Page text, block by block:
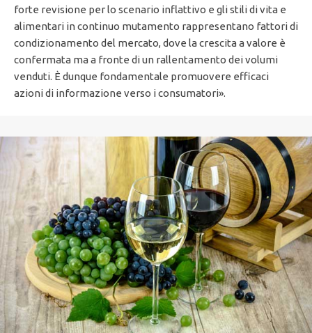
forte revisione per lo scenario inflattivo e gli stili di vita e
alimentari in continuo mutamento rappresentano fattori di
condizionamento del mercato, dove la crescita a valore è
confermata ma a fronte di un rallentamento dei volumi
venduti. È dunque fondamentale promuovere efficaci
azioni di informazione verso i consumatori».